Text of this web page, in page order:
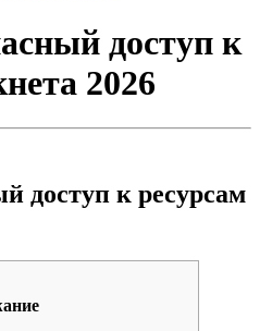
доступ к
2026
доступ к ресурсам